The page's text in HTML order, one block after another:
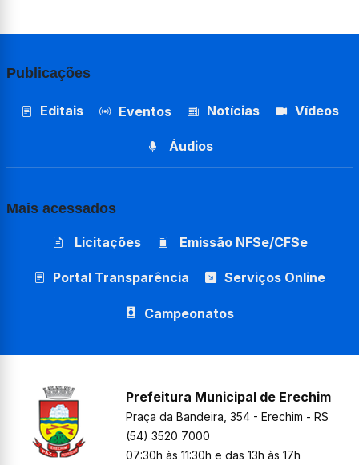
Publicações
Editais Eventos Notícias Vídeos
Áudios
Mais acessados
Licitações Emissão NFSe/CFSe
Portal Transparência Serviços Online
Campeonatos
Prefeitura Municipal de Erechim
Praça da Bandeira, 354 - Erechim - RS
(54) 3520 7000
07:30h às 11:30h e das 13h às 17h